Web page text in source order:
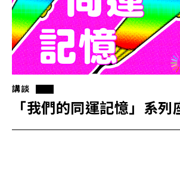
講談
「我們的同運記憶」系列